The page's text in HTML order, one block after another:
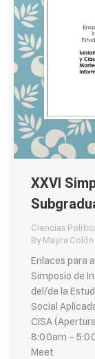
XXVI
Ciencias
ByMayra Colón
Enlaces para
Simposio de
del/de la
Social
CISA
8:00am –
Meet